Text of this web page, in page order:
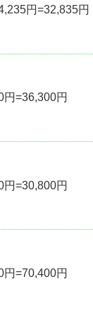
円=32,835円
=36,300円
=30,800円
=70,400円